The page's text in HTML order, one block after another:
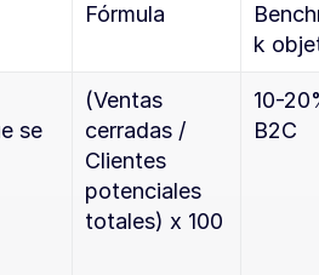
Fórmula
k
se
(Ventas
cerradas /
Clientes
potenciales
totales) x 100
10-
B2C